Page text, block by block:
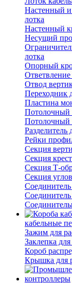
Настенный и
лотка
Настенный
Несущий
лотка
Опорный
Ответвление
Отвод
Переходник
Пластина
Потолочный
Потолочный
Разделитель
Рейки
Секция
Секция
Секция Т-
Секция
Соединитель
кабельные
Зажим для
Заклепка
Короб
Крышка для